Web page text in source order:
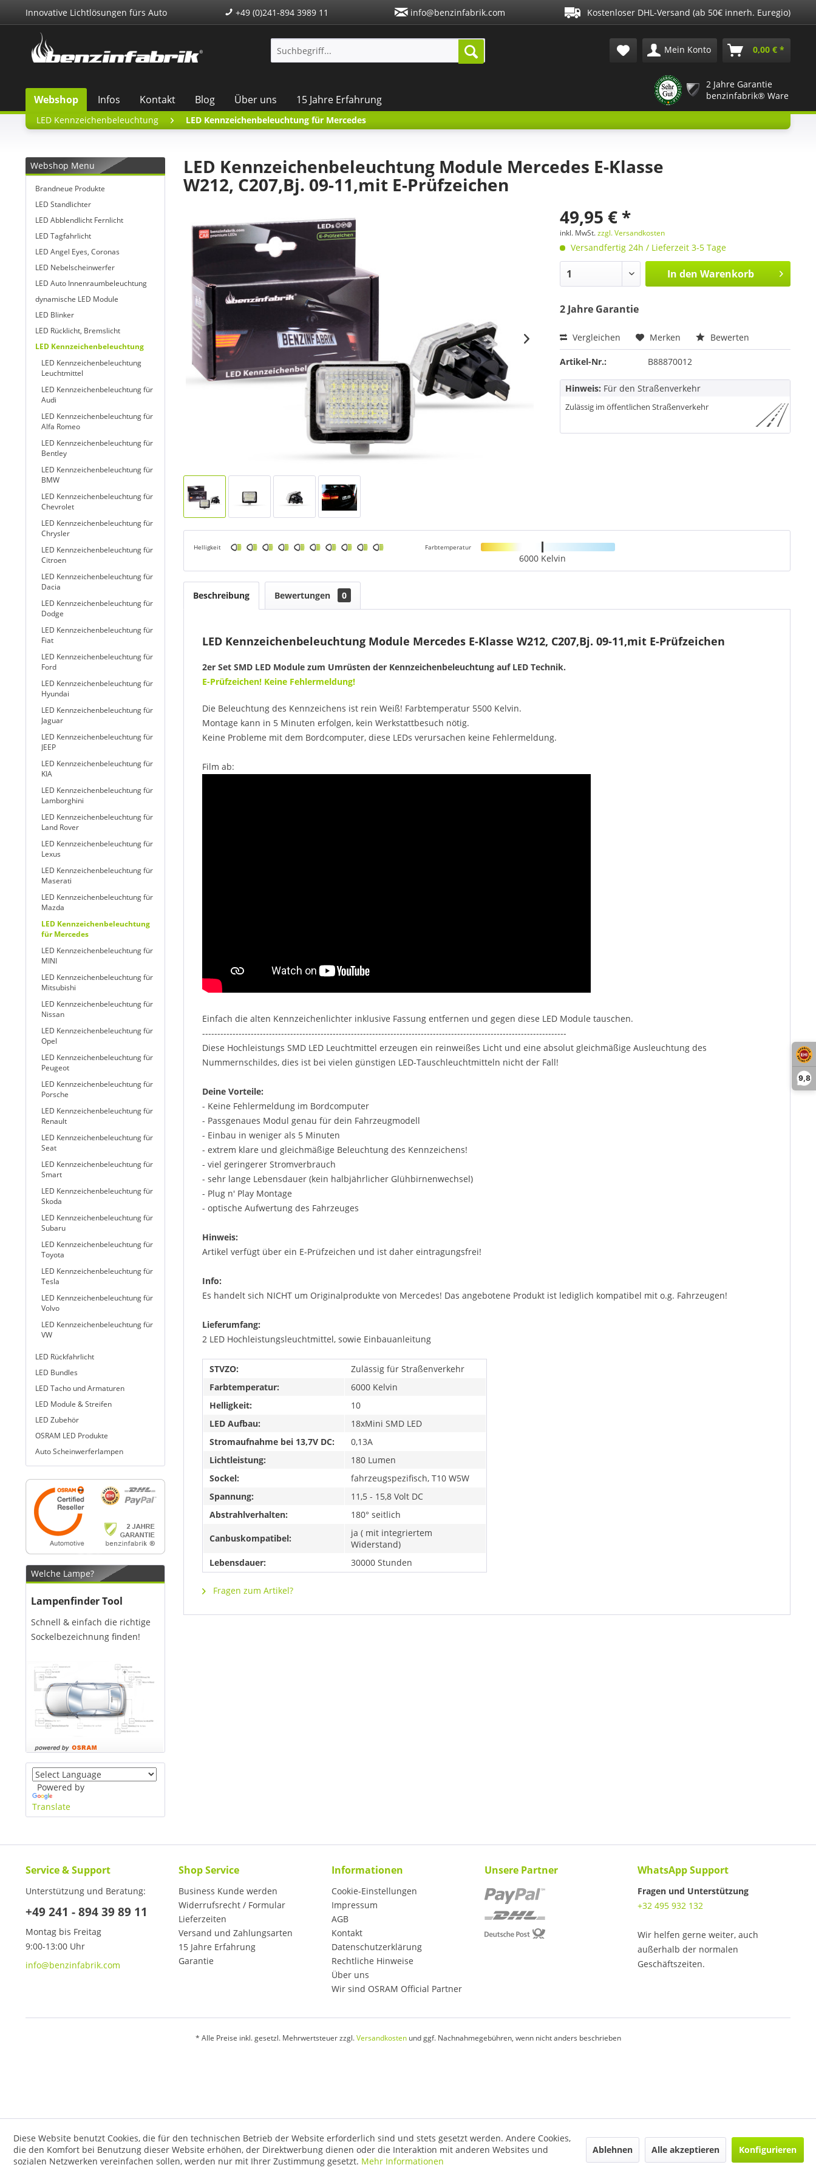
9,8
Innovative Lichtlösungen fürs Auto +49 (0)241-894 3989 11 info@benzinfabrik.com Kostenloser DHL-Versand (ab 50€ innerh. Euregio)
Mein Konto 0,00 € *
Webshop Infos Kontakt Blog Über uns 15 Jahre Erfahrung
2 Jahre Garantie
benzinfabrik® Ware
LED Kennzeichenbeleuchtung LED Kennzeichenbeleuchtung für Mercedes
Webshop Menu
Brandneue Produkte
LED Standlichter
LED Abblendlicht Fernlicht
LED Tagfahrlicht
LED Angel Eyes, Coronas
LED Nebelscheinwerfer
LED Auto Innenraumbeleuchtung
dynamische LED Module
LED Blinker
LED Rücklicht, Bremslicht
LED Kennzeichenbeleuchtung
LED Kennzeichenbeleuchtung
Leuchtmittel
LED Kennzeichenbeleuchtung für
Audi
LED Kennzeichenbeleuchtung für
Alfa Romeo
LED Kennzeichenbeleuchtung für
Bentley
LED Kennzeichenbeleuchtung für
BMW
LED Kennzeichenbeleuchtung für
Chevrolet
LED Kennzeichenbeleuchtung für
Chrysler
LED Kennzeichenbeleuchtung für
Citroen
LED Kennzeichenbeleuchtung für
Dacia
LED Kennzeichenbeleuchtung für
Dodge
LED Kennzeichenbeleuchtung für
Fiat
LED Kennzeichenbeleuchtung für
Ford
LED Kennzeichenbeleuchtung für
Hyundai
LED Kennzeichenbeleuchtung für
Jaguar
LED Kennzeichenbeleuchtung für
JEEP
LED Kennzeichenbeleuchtung für
KIA
LED Kennzeichenbeleuchtung für
Lamborghini
LED Kennzeichenbeleuchtung für
Land Rover
LED Kennzeichenbeleuchtung für
Lexus
LED Kennzeichenbeleuchtung für
Maserati
LED Kennzeichenbeleuchtung für
Mazda
LED Kennzeichenbeleuchtung
für Mercedes
LED Kennzeichenbeleuchtung für
MINI
LED Kennzeichenbeleuchtung für
Mitsubishi
LED Kennzeichenbeleuchtung für
Nissan
LED Kennzeichenbeleuchtung für
Opel
LED Kennzeichenbeleuchtung für
Peugeot
LED Kennzeichenbeleuchtung für
Porsche
LED Kennzeichenbeleuchtung für
Renault
LED Kennzeichenbeleuchtung für
Seat
LED Kennzeichenbeleuchtung für
Smart
LED Kennzeichenbeleuchtung für
Skoda
LED Kennzeichenbeleuchtung für
Subaru
LED Kennzeichenbeleuchtung für
Toyota
LED Kennzeichenbeleuchtung für
Tesla
LED Kennzeichenbeleuchtung für
Volvo
LED Kennzeichenbeleuchtung für
VW
LED Rückfahrlicht
LED Bundles
LED Tacho und Armaturen
LED Module & Streifen
LED Zubehör
OSRAM LED Produkte
Auto Scheinwerferlampen
Welche Lampe?
Lampenfinder Tool
Schnell & einfach die richtige
Sockelbezeichnung finden!
Powered by
Translate
LED Kennzeichenbeleuchtung Module Mercedes E-Klasse
W212, C207,Bj. 09-11,mit E-Prüfzeichen
49,95 € *
inkl. MwSt.zzgl. Versandkosten
Versandfertig 24h / Lieferzeit 3-5 Tage
In den Warenkorb
2 Jahre Garantie
Vergleichen Merken Bewerten
Artikel-Nr.: B88870012
Hinweis: Für den Straßenverkehr
Zulässig im öffentlichen Straßenverkehr
Helligkeit Farbtemperatur
6000 Kelvin
Beschreibung Bewertungen 0
LED Kennzeichenbeleuchtung Module Mercedes E-Klasse W212, C207,Bj. 09-11,mit E-Prüfzeichen
2er Set SMD LED Module zum Umrüsten der Kennzeichenbeleuchtung auf LED Technik.
E-Prüfzeichen! Keine Fehlermeldung!
Die Beleuchtung des Kennzeichens ist rein Weiß! Farbtemperatur 5500 Kelvin.
Montage kann in 5 Minuten erfolgen, kein Werkstattbesuch nötig.
Keine Probleme mit dem Bordcomputer, diese LEDs verursachen keine Fehlermeldung.
Film ab:
Einfach die alten Kennzeichenlichter inklusive Fassung entfernen und gegen diese LED Module tauschen.
------------------------------------------------------------------------------------------------------------------------
Diese Hochleistungs SMD LED Leuchtmittel erzeugen ein reinweißes Licht und eine absolut gleichmäßige Ausleuchtung des
Nummernschildes, dies ist bei vielen günstigen LED-Tauschleuchtmitteln nicht der Fall!
Deine Vorteile:
- Keine Fehlermeldung im Bordcomputer
- Passgenaues Modul genau für dein Fahrzeugmodell
- Einbau in weniger als 5 Minuten
- extrem klare und gleichmäßige Beleuchtung des Kennzeichens!
- viel geringerer Stromverbrauch
- sehr lange Lebensdauer (kein halbjährlicher Glühbirnenwechsel)
- Plug n' Play Montage
- optische Aufwertung des Fahrzeuges
Hinweis:
Artikel verfügt über ein E-Prüfzeichen und ist daher eintragungsfrei!
Info:
Es handelt sich NICHT um Originalprodukte von Mercedes! Das angebotene Produkt ist lediglich kompatibel mit o.g. Fahrzeugen!
Lieferumfang:
2 LED Hochleistungsleuchtmittel, sowie Einbauanleitung
STVZO:
Zulässig für Straßenverkehr
Farbtemperatur:
6000 Kelvin
Helligkeit:
10
LED Aufbau:
18xMini SMD LED
Stromaufnahme bei 13,7V DC:
0,13A
Lichtleistung:
180 Lumen
Sockel:
fahrzeugspezifisch, T10 W5W
Spannung:
11,5 - 15,8 Volt DC
Abstrahlverhalten:
180° seitlich
Canbuskompatibel:
ja ( mit integriertem
Widerstand)
Lebensdauer:
30000 Stunden
Fragen zum Artikel?
Service & Support
Unterstützung und Beratung:
+49 241 - 894 39 89 11
Montag bis Freitag
9:00-13:00 Uhr
info@benzinfabrik.com
Shop Service
Business Kunde werden
Widerrufsrecht / Formular
Lieferzeiten
Versand und Zahlungsarten
15 Jahre Erfahrung
Garantie
Informationen
Cookie-Einstellungen
Impressum
AGB
Kontakt
Datenschutzerklärung
Rechtliche Hinweise
Über uns
Wir sind OSRAM Official Partner
Unsere Partner WhatsApp Support
Fragen und Unterstützung
+32 495 932 132
Wir helfen gerne weiter, auch
außerhalb der normalen
Geschäftszeiten.
* Alle Preise inkl. gesetzl. Mehrwertsteuer zzgl.Versandkostenund ggf. Nachnahmegebühren, wenn nicht anders beschrieben
Diese Website benutzt Cookies, die für den technischen Betrieb der Website erforderlich sind und stets gesetzt werden. Andere Cookies,
die den Komfort bei Benutzung dieser Website erhöhen, der Direktwerbung dienen oder die Interaktion mit anderen Websites und
sozialen Netzwerken vereinfachen sollen, werden nur mit Ihrer Zustimmung gesetzt. Mehr Informationen
Ablehnen Alle akzeptieren Konfigurieren